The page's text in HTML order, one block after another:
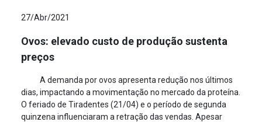
27/Abr/2021
Ovos: elevado custo de produção sustenta
preços
A demanda por ovos apresenta redução nos últimos
dias, impactando a movimentação no mercado da proteína.
O feriado de Tiradentes (21/04) e o período de segunda
quinzena influenciaram a retração das vendas. Apesar